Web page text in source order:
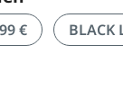
€ BLACK